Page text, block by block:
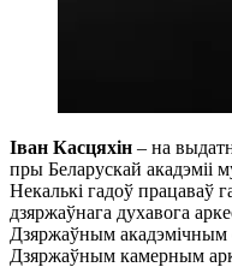
Іван Касцяхін – на
пры Беларускай акадэміі
Некалькі гадоў
дзяржаўнага духавога
Дзяржаўным акадэмічным
Дзяржаўным камерным